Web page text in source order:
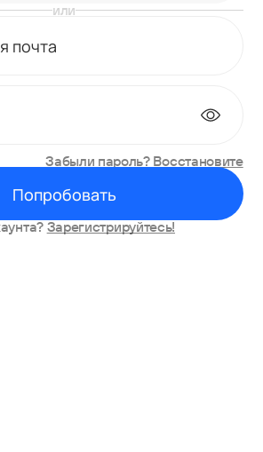
или
почта
Забыли пароль? Восстановите
Попробовать
Зарегистрируйтесь!